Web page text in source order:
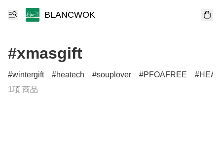
BLANCWOK
#xmasgift
wintergift heatech souplover PFOAFREE
1項 商品